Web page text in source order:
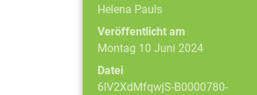
Helena Pauls
Veröffentlicht am
Montag 10 Juni 2024
Datei
6lV2XdMfqwjS-B0000780-